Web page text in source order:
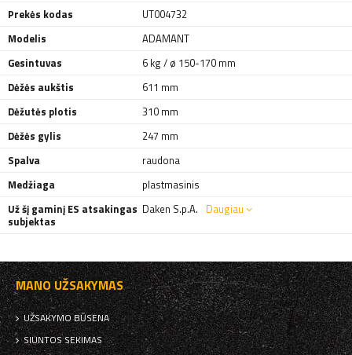
Prekės kodas
UT004732
Modelis
ADAMANT
Gesintuvas
6 kg / ø 150-170 mm
Dėžės aukštis
611 mm
Dėžutės plotis
310 mm
Dėžės gylis
247 mm
Spalva
raudona
Medžiaga
plastmasinis
Už šį gaminį ES atsakingas
subjektas
Daken S.p.A. Daugiau
MANO UŽSAKYMAS
UŽSAKYMO BŪSENA
SIUNTOS SEKIMAS